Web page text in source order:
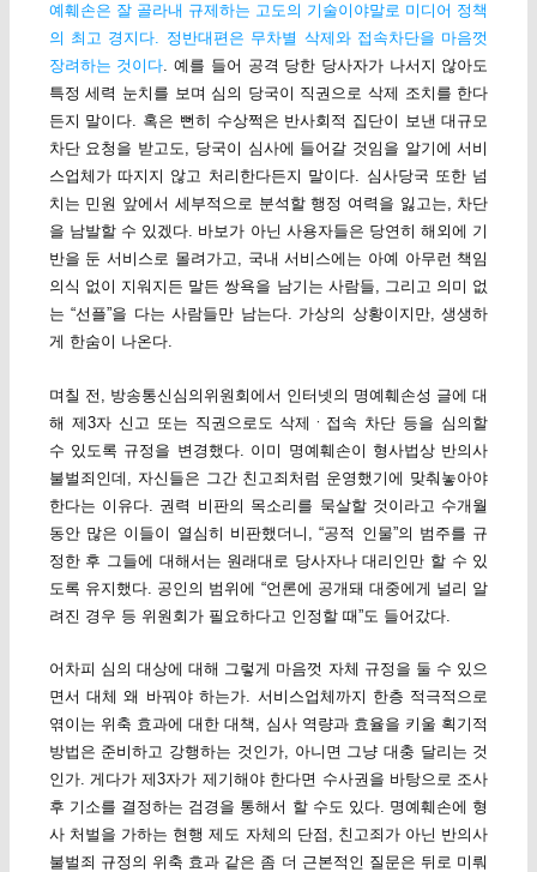
예훼손은 잘 골라내 규제하는 고도의 기술이야말로 미디어 정책
의 최고 경지다. 정반대편은 무차별 삭제와 접속차단을 마음껏
장려하는 것이다. 예를 들어 공격 당한 당사자가 나서지 않아도
특정 세력 눈치를 보며 심의 당국이 직권으로 삭제 조치를 한다
든지 말이다. 혹은 뻔히 수상쩍은 반사회적 집단이 보낸 대규모
차단 요청을 받고도, 당국이 심사에 들어갈 것임을 알기에 서비
스업체가 따지지 않고 처리한다든지 말이다. 심사당국 또한 넘
치는 민원 앞에서 세부적으로 분석할 행정 여력을 잃고는, 차단
을 남발할 수 있겠다. 바보가 아닌 사용자들은 당연히 해외에 기
반을 둔 서비스로 몰려가고, 국내 서비스에는 아예 아무런 책임
의식 없이 지워지든 말든 쌍욕을 남기는 사람들, 그리고 의미 없
는 “선플”을 다는 사람들만 남는다. 가상의 상황이지만, 생생하
게 한숨이 나온다.
며칠 전, 방송통신심의위원회에서 인터넷의 명예훼손성 글에 대
해 제3자 신고 또는 직권으로도 삭제ㆍ접속 차단 등을 심의할
수 있도록 규정을 변경했다. 이미 명예훼손이 형사법상 반의사
불벌죄인데, 자신들은 그간 친고죄처럼 운영했기에 맞춰놓아야
한다는 이유다. 권력 비판의 목소리를 묵살할 것이라고 수개월
동안 많은 이들이 열심히 비판했더니, “공적 인물”의 범주를 규
정한 후 그들에 대해서는 원래대로 당사자나 대리인만 할 수 있
도록 유지했다. 공인의 범위에 “언론에 공개돼 대중에게 널리 알
려진 경우 등 위원회가 필요하다고 인정할 때”도 들어갔다.
어차피 심의 대상에 대해 그렇게 마음껏 자체 규정을 둘 수 있으
면서 대체 왜 바꿔야 하는가. 서비스업체까지 한층 적극적으로
엮이는 위축 효과에 대한 대책, 심사 역량과 효율을 키울 획기적
방법은 준비하고 강행하는 것인가, 아니면 그냥 대충 달리는 것
인가. 게다가 제3자가 제기해야 한다면 수사권을 바탕으로 조사
후 기소를 결정하는 검경을 통해서 할 수도 있다. 명예훼손에 형
사 처벌을 가하는 현행 제도 자체의 단점, 친고죄가 아닌 반의사
불벌죄 규정의 위축 효과 같은 좀 더 근본적인 질문은 뒤로 미뤄